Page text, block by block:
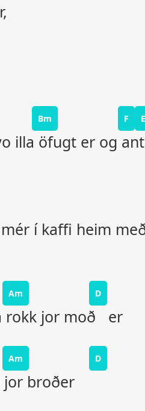
Bm F E
illa öfugt er og
í kaffi heim
Am D
rokk jor moð er
Am D
broðer